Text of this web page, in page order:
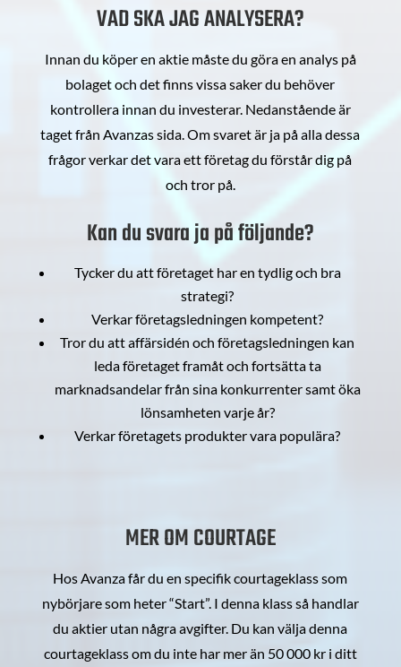
VAD SKA JAG ANALYSERA?
Innan du köper en aktie måste du göra en analys på
bolaget och det finns vissa saker du behöver
kontrollera innan du investerar. Nedanstående är
taget från Avanzas sida. Om svaret är ja på alla dessa
frågor verkar det vara ett företag du förstår dig på
och tror på.
Kan du svara ja på följande?
Tycker du att företaget har en tydlig och bra
strategi?
Verkar företagsledningen kompetent?
Tror du att affärsidén och företagsledningen kan
leda företaget framåt och fortsätta ta
marknadsandelar från sina konkurrenter samt öka
lönsamheten varje år?
Verkar företagets produkter vara populära?
MER OM COURTAGE
Hos Avanza får du en specifik courtageklass som
nybörjare som heter “Start”. I denna klass så handlar
du aktier utan några avgifter. Du kan välja denna
courtageklass om du inte har mer än 50 000 kr i ditt